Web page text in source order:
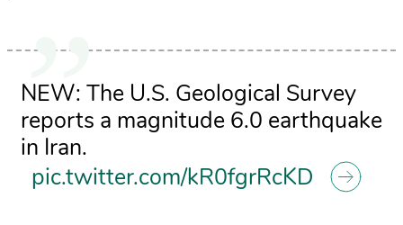
NEW: The U.S. Geological Survey
reports a magnitude 6.0 earthquake
in Iran.
pic.twitter.com/kR0fgrRcKD